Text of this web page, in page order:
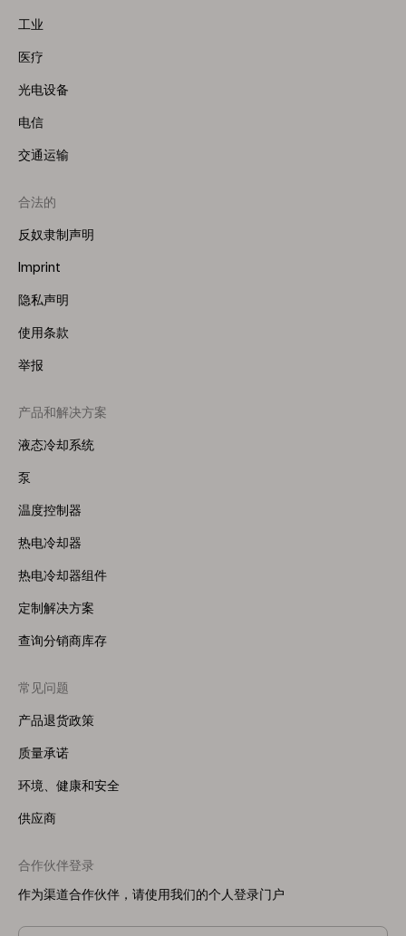
工业
医疗
光电设备
电信
交通运输
合法的
反奴隶制声明
Imprint
隐私声明
使用条款
举报
Footer
Menu
产品和解决方案
液态冷却系统
泵
温度控制器
热电冷却器
热电冷却器组件
定制解决方案
查询分销商库存
常见问题
产品退货政策
质量承诺
环境、健康和安全
供应商
合作伙伴登录
作为渠道合作伙伴，请使用我们的个人登录门户